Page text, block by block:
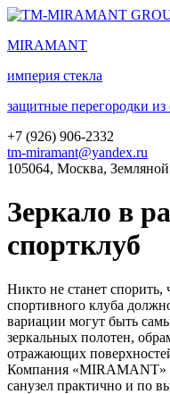
MIRAMANT
империя стекла
защитные перегородки из
+7 (926) 906-2332
tm-miramant@yandex.ru
105064, Москва,
Зеркало в
спортклуб
Никто не станет
спортивного клуба
вариации могут быть
зеркальных полотен,
отражающих
Компания «MIRAMANT»
санузел практично и по